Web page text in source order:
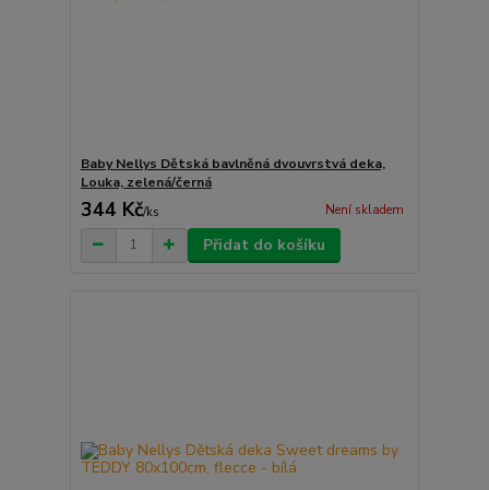
Baby Nellys Dětská bavlněná dvouvrstvá deka,
Louka, zelená/černá
344 Kč/ks Není skladem
Přidat do košíku